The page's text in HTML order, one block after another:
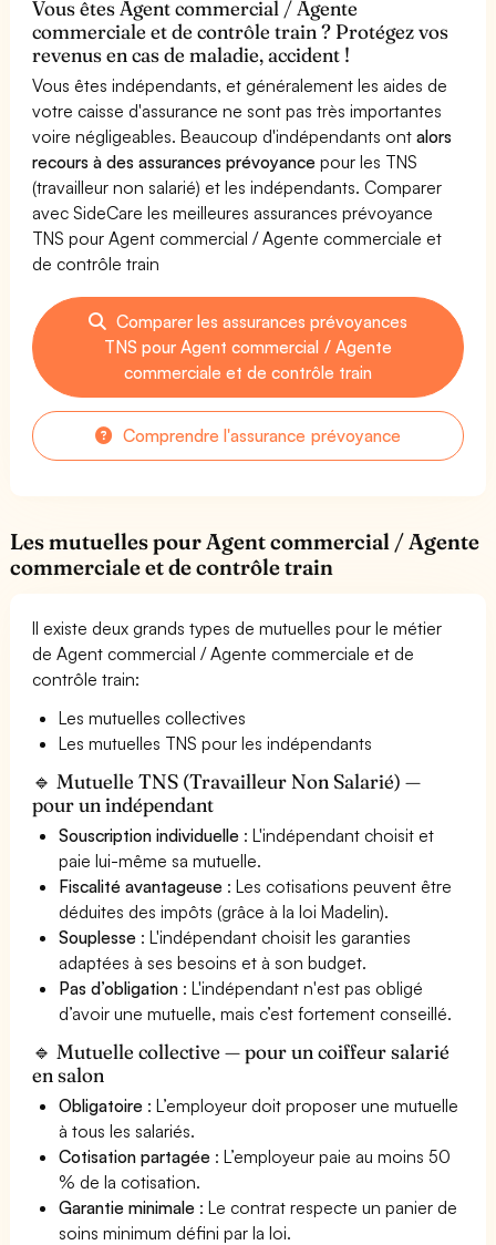
Vous êtes Agent commercial / Agente
commerciale et de contrôle train ? Protégez vos
revenus en cas de maladie, accident !
Vous êtes indépendants, et généralement les aides de
votre caisse d'assurance ne sont pas très importantes
voire négligeables. Beaucoup d'indépendants ontalors
recours à des assurances prévoyance pour les TNS
(travailleur non salarié) et les indépendants. Comparer
avec SideCare les meilleures assurances prévoyance
TNS pour Agent commercial / Agente commerciale et
de contrôle train
Comparer les assurances prévoyances
TNS pour Agent commercial / Agente
commerciale et de contrôle train
Comprendre l'assurance prévoyance
Les mutuelles pour Agent commercial / Agente
commerciale et de contrôle train
Il existe deux grands types de mutuelles pour le métier
de Agent commercial / Agente commerciale et de
contrôle train:
Les mutuelles collectives
Les mutuelles TNS pour les indépendants
🔹 Mutuelle TNS (Travailleur Non Salarié) —
pour un indépendant
Souscription individuelle : L'indépendant choisit et
paie lui-même sa mutuelle.
Fiscalité avantageuse : Les cotisations peuvent être
déduites des impôts (grâce à la loi Madelin).
Souplesse : L'indépendant choisit les garanties
adaptées à ses besoins et à son budget.
Pas d’obligation : L'indépendant n'est pas obligé
d’avoir une mutuelle, mais c’est fortement conseillé.
🔹 Mutuelle collective — pour un coiffeur salarié
en salon
Obligatoire : L’employeur doit proposer une mutuelle
à tous les salariés.
Cotisation partagée : L’employeur paie au moins 50
% de la cotisation.
Garantie minimale : Le contrat respecte un panier de
soins minimum défini par la loi.